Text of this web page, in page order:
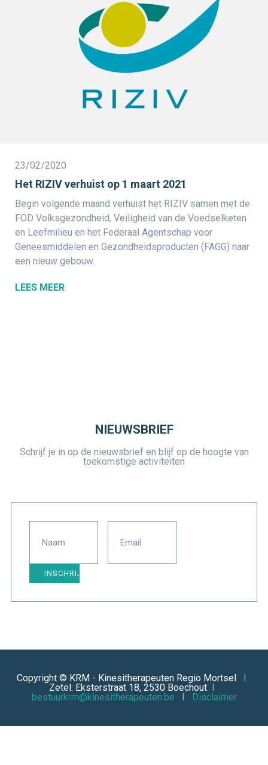
23/02/2020
Het RIZIV verhuist op 1 maart 2021
Begin volgende maand verhuist het RIZIV samen met de
FOD Volksgezondheid, Veiligheid van de Voedselketen
en Leefmilieu en het Federaal Agentschap voor
Geneesmiddelen en Gezondheidsproducten (FAGG) naar
een nieuw gebouw.
LEES MEER
NIEUWSBRIEF
Schrijf je in op de nieuwsbrief en blijf op de hoogte van
toekomstige activiteiten
Copyright © KRM - Kinesitherapeuten Regio Mortsel I
Zetel: Eksterstraat 18, 2530 BoechoutI
bestuurkrm@kinesitherapeuten.be I Disclaimer